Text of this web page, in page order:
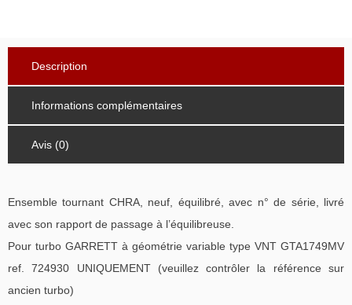
Description
Informations complémentaires
Avis (0)
Ensemble tournant CHRA, neuf, équilibré, avec n° de série, livré
avec son rapport de passage à l’équilibreuse.
Pour turbo GARRETT à géométrie variable type VNT GTA1749MV
ref. 724930 UNIQUEMENT (veuillez contrôler la référence sur
ancien turbo)